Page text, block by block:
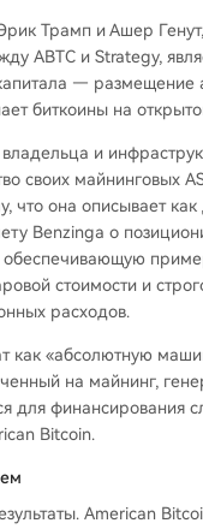
Трамп и Ашер
ABTC и Strategy,
—
биткоины на
и
своих майнинговых
что она описывает
Benzinga о
стоимости и
расходов.
как «абсолютную
на майнинг,
для финансирования
Bitcoin.
American